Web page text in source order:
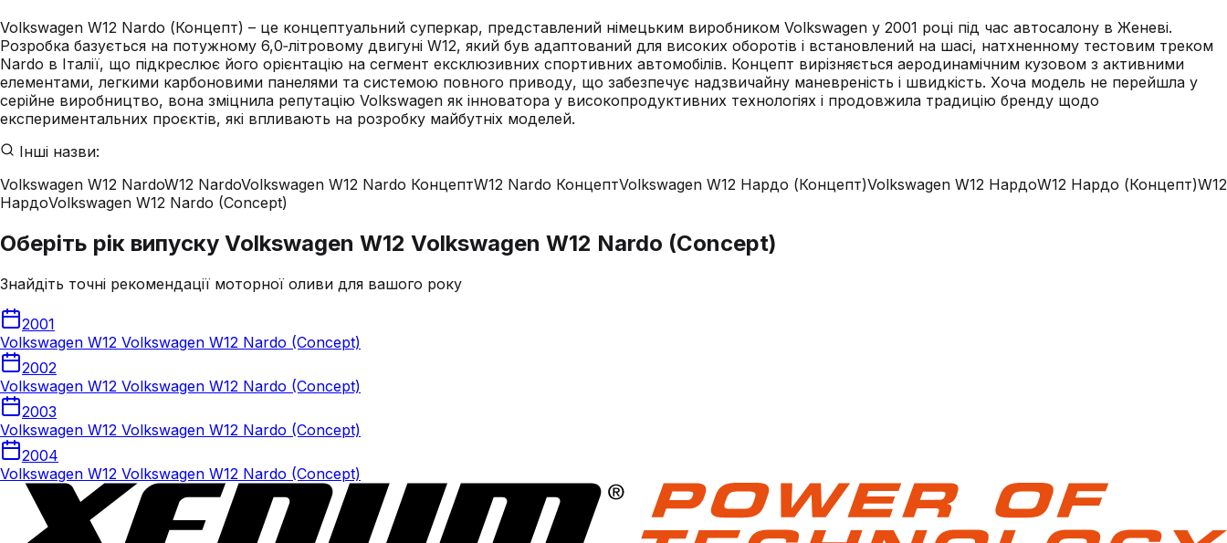
Volkswagen W12 Nardo (Концепт) – це концептуальний суперкар, представлений німецьким виробником Volkswagen у 2001 році під час автосалону в Женеві.
Розробка базується на потужному 6,0‑літровому двигуні W12, який був адаптований для високих оборотів і встановлений на шасі, натхненному тестовим треком
Nardo в Італії, що підкреслює його орієнтацію на сегмент ексклюзивних спортивних автомобілів. Концепт вирізняється аеродинамічним кузовом з активними
елементами, легкими карбоновими панелями та системою повного приводу, що забезпечує надзвичайну маневреність і швидкість. Хоча модель не перейшла у
серійне виробництво, вона зміцнила репутацію Volkswagen як інноватора у високопродуктивних технологіях і продовжила традицію бренду щодо
експериментальних проєктів, які впливають на розробку майбутніх моделей.
Інші назви:
Volkswagen W12 NardoW12 NardoVolkswagen W12 Nardo КонцептW12 Nardo КонцептVolkswagen W12 Нардо (Концепт)Volkswagen W12 НардоW12 Нардо (Концепт)W12
НардоVolkswagen W12 Nardo (Concept)
Оберіть рік випуску Volkswagen W12 Volkswagen W12 Nardo (Concept)
Знайдіть точні рекомендації моторної оливи для вашого року
2001
Volkswagen W12 Volkswagen W12 Nardo (Concept)
2002
Volkswagen W12 Volkswagen W12 Nardo (Concept)
2003
Volkswagen W12 Volkswagen W12 Nardo (Concept)
2004
Volkswagen W12 Volkswagen W12 Nardo (Concept)